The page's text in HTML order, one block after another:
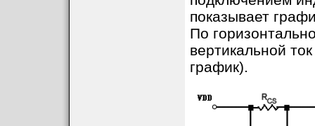
показывает
По
вертикальной
график).